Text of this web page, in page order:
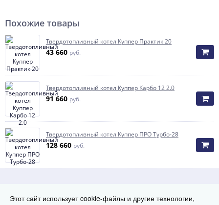
Похожие товары
Твердотопливный котел Куппер Практик 20
43 660 руб.
Твердотопливный котел Куппер Карбо 12 2.0
91 660 руб.
Твердотопливный котел Куппер ПРО Турбо-28
128 660 руб.
Этот сайт использует cookie-файлы и другие технологии,